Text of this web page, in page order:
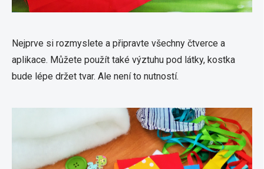
Nejprve si rozmyslete a připravte všechny čtverce a
aplikace. Můžete použít také výztuhu pod látky, kostka
bude lépe držet tvar. Ale není to nutností.